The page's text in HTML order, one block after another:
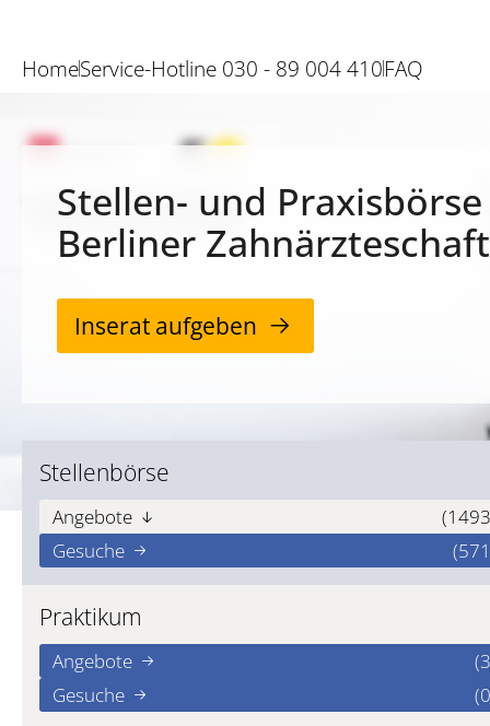
HomeService-Hotline 030 - 89 004 410FAQ
Stellen- und
Berliner Zahnärzteschaft
Inserat aufgeben
Stellenbörse
Angebote
Gesuche
Praktikum
Angebote
Gesuche